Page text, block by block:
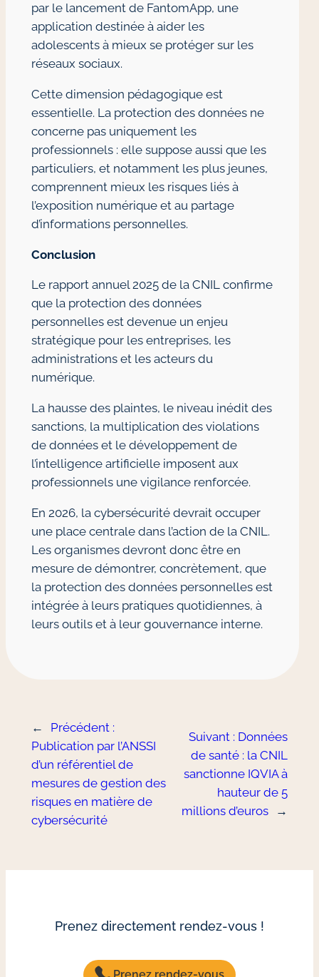
par le lancement de FantomApp, une
application destinée à aider les
adolescents à mieux se protéger sur les
réseaux sociaux.
Cette dimension pédagogique est
essentielle. La protection des données ne
concerne pas uniquement les
professionnels : elle suppose aussi que les
particuliers, et notamment les plus jeunes,
comprennent mieux les risques liés à
l’exposition numérique et au partage
d’informations personnelles.
Conclusion
Le rapport annuel 2025 de la CNIL confirme
que la protection des données
personnelles est devenue un enjeu
stratégique pour les entreprises, les
administrations et les acteurs du
numérique.
La hausse des plaintes, le niveau inédit des
sanctions, la multiplication des violations
de données et le développement de
l’intelligence artificielle imposent aux
professionnels une vigilance renforcée.
En 2026, la cybersécurité devrait occuper
une place centrale dans l’action de la CNIL.
Les organismes devront donc être en
mesure de démontrer, concrètement, que
la protection des données personnelles est
intégrée à leurs pratiques quotidiennes, à
leurs outils et à leur gouvernance interne.
←
Précédent :
Publication par l’ANSSI
d’un référentiel de
mesures de gestion des
risques en matière de
cybersécurité
Suivant : Données
de santé : la CNIL
sanctionne IQVIA à
hauteur de 5
millions d’euros
→
Prenez directement rendez-vous !